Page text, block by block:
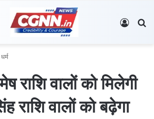
Log In
राशि वालों को मिलेगी
राशि वालों को बढ़ेगा